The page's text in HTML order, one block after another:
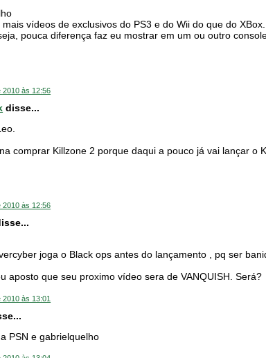
mais vídeos de exclusivos do PS3 e do Wii do que do
pouca diferença faz eu mostrar em um ou outro
2010 às 12:56
disse...
comprar Killzone 2 porque daqui a pouco já vai lançar o
2010 às 12:56
joga o Black ops antes do lançamento , pq ser
aposto que seu proximo vídeo sera de VANQUISH. Será?
às 13:01
PSN e gabrielquelho